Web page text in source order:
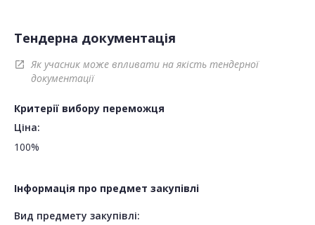
Тендерна документація
open_in_new
Як учасник може впливати на якість тендерної
документації
Критерії вибору переможця
Ціна:
100%
Інформація про предмет закупівлі
Вид предмету закупівлі: